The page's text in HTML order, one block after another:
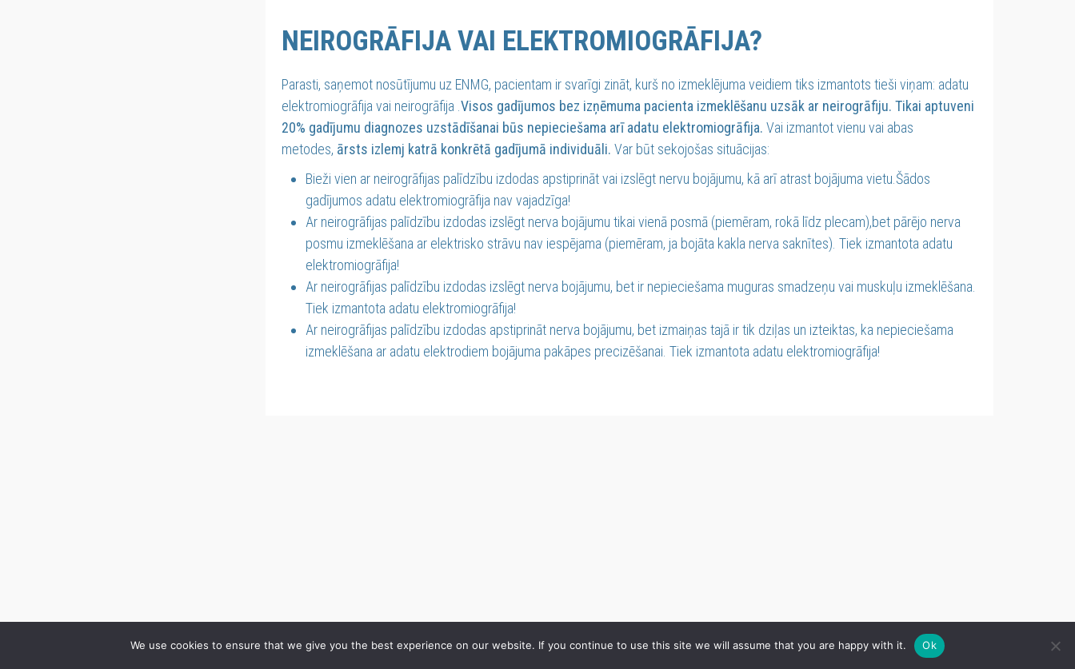
NEIROGRĀFIJA VAI ELEKTROMIOGRĀFIJA?
Parasti, saņemot nosūtījumu uz ENMG, pacientam ir svarīgi zināt, kurš no izmeklējuma veidiem tiks izmantots tieši viņam: adatu
elektromiogrāfija vai neirogrāfija .Visos gadījumos bez izņēmuma pacienta izmeklēšanu uzsāk ar neirogrāfiju. Tikai aptuveni
20% gadījumu diagnozes uzstādīšanai būs nepieciešama arī adatu elektromiogrāfija. Vai izmantot vienu vai abas
metodes, ārsts izlemj katrā konkrētā gadījumā individuāli. Var būt sekojošas situācijas:
Bieži vien ar neirogrāfijas palīdzību izdodas apstiprināt vai izslēgt nervu bojājumu, kā arī atrast bojājuma vietu.Šādos
gadījumos adatu elektromiogrāfija nav vajadzīga!
Ar neirogrāfijas palīdzību izdodas izslēgt nerva bojājumu tikai vienā posmā (piemēram, rokā līdz plecam),bet pārējo nerva
posmu izmeklēšana ar elektrisko strāvu nav iespējama (piemēram, ja bojāta kakla nerva saknītes). Tiek izmantota adatu
elektromiogrāfija!
Ar neirogrāfijas palīdzību izdodas izslēgt nerva bojājumu, bet ir nepieciešama muguras smadzeņu vai muskuļu izmeklēšana.
Tiek izmantota adatu elektromiogrāfija!
Ar neirogrāfijas palīdzību izdodas apstiprināt nerva bojājumu, bet izmaiņas tajā ir tik dziļas un izteiktas, ka nepieciešama
izmeklēšana ar adatu elektrodiem bojājuma pakāpes precizēšanai. Tiek izmantota adatu elektromiogrāfija!
We use cookies to ensure that we give you the best experience on our website. If you continue to use this site we will assume that you are happy with it. Ok